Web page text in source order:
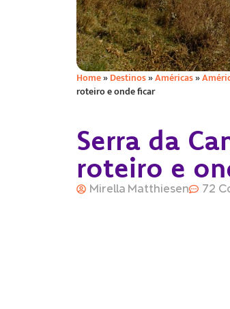
Home»Destinos»Américas»
roteiro e onde ficar
Serra da
roteiro e
Mirella Matthiesen 72